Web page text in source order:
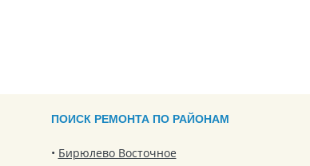
ПОИСК РЕМОНТА ПО РАЙОНАМ
Бирюлево Восточное